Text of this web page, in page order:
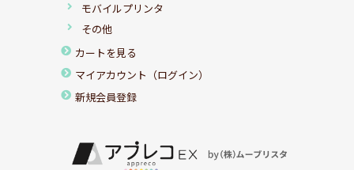
モバイルプリンタ
その他
カートを見る
マイアカウント（ログイン）
新規会員登録